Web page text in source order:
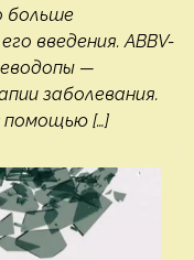
больше
введения. ABBV-
—
заболевания.
помощью […]